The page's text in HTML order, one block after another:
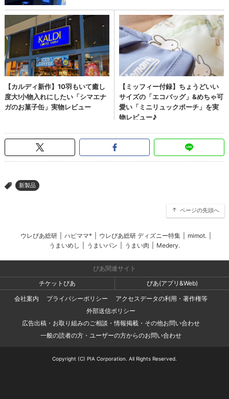
> 新製品
ページの先頭へ
ウレぴあ総研 ハピママ* ウレぴあ総研 ディズニー特集 mimot.
うまいめし
うまいパン うまい肉 Medery.
ぴあ関連サイト
チケットぴあ
ぴあ(アプリ&Web)
会社案内
プライバシーポリシー
アクセスデータの利用・著作権等
外部送信ポリシー
広告出稿・お取り組みのご相談・情報掲載・その他お問い合わせ
一般の読者の方・ユーザーの方からのお問い合わせ
Copyright (C) PIA Corporation. All Rights Reserved.